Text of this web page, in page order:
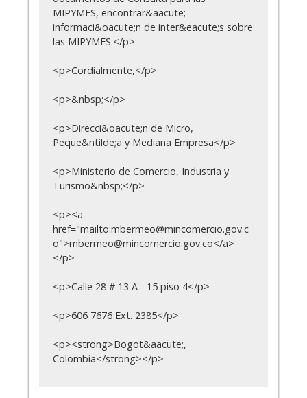
MIPYMES, encontrar&aacute;
informaci&oacute;n de inter&eacute;s sobre
las MIPYMES.</p>
<p>Cordialmente,</p>
<p>&nbsp;</p>
<p>Direcci&oacute;n de Micro,
Peque&ntilde;a y Mediana Empresa</p>
<p>Ministerio de Comercio, Industria y
Turismo&nbsp;</p>
<p><a
href="mailto:mbermeo@mincomercio.gov.c
o">mbermeo@mincomercio.gov.co</a>
</p>
<p>Calle 28 # 13 A - 15 piso 4</p>
<p>606 7676 Ext. 2385</p>
<p><strong>Bogot&aacute;,
Colombia</strong></p>